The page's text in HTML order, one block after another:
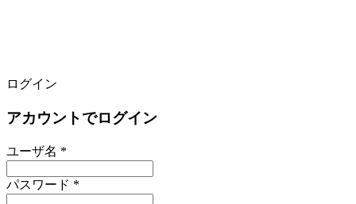
ログイン
アカウントでログイン
ユーザ名 *
パスワード *